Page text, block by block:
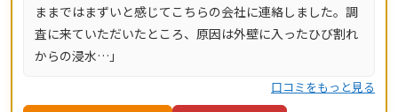
ままではまずいと感じてこちらの会社に連絡しました。調
査に来ていただいたところ、原因は外壁に入ったひび割れ
からの浸水…」
口コミをもっと見る